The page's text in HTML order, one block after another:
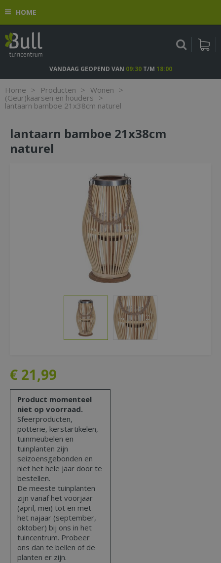
n
o
HOME
Home > Producten > Wonen >
(Geur)kaarsen en houders >
lantaarn bamboe 21x38cm naturel
VANDAAG GEOPEND VAN 09:30T/M 18:00
lantaarn bamboe 21x38cm
naturel
€ 21,99
Product momenteel
niet op voorraad.
Sfeerproducten,
potterie, kerstartikelen,
tuinmeubelen en
tuinplanten zijn
seizoensgebonden en
niet het hele jaar door te
bestellen.
De meeste tuinplanten
zijn vanaf het voorjaar
(april, mei) tot en met
het najaar (september,
oktober) bij ons in het
tuincentrum. Probeer
ons dan te bellen of de
planten er zijn.